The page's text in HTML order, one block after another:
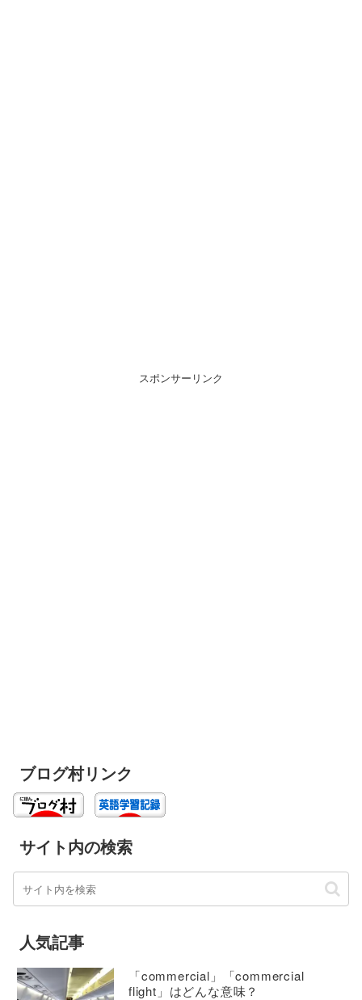
スポンサーリンク
ブログ村リンク
サイト内の検索
人気記事
「commercial」「commercial
flight」はどんな意味？